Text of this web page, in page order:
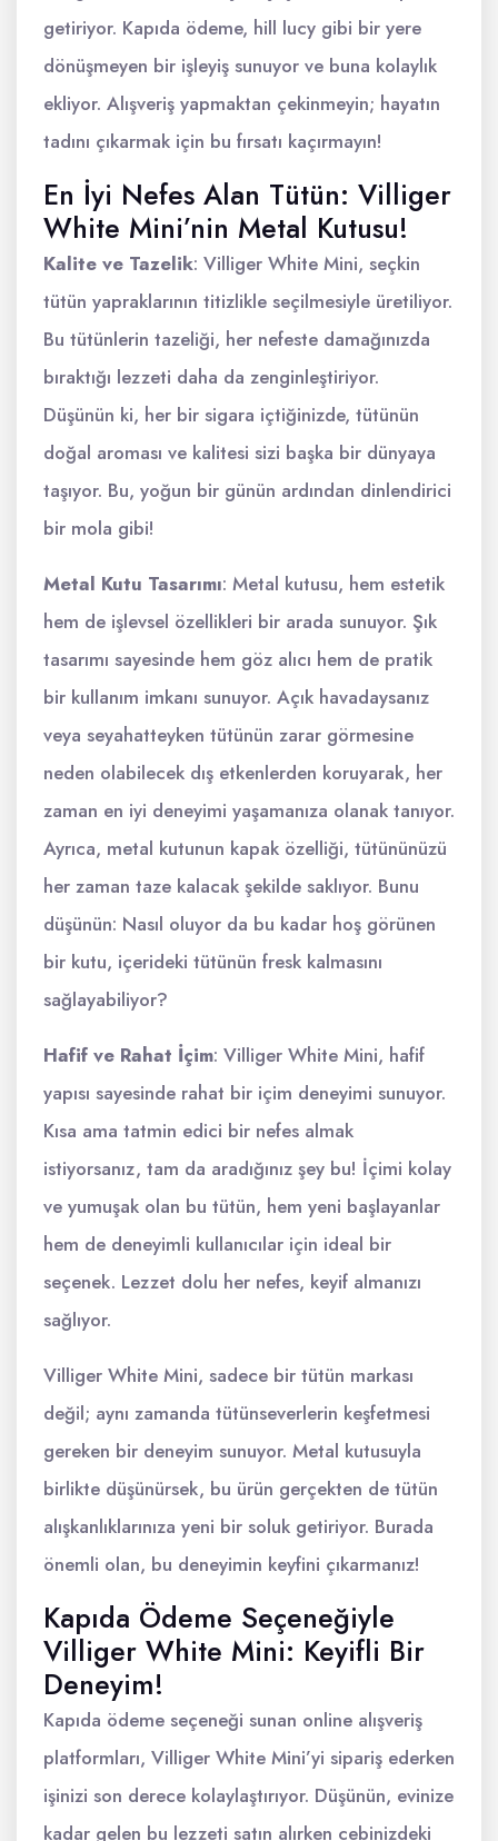
getiriyor. Kapıda ödeme, hill lucy gibi bir yere
dönüşmeyen bir işleyiş sunuyor ve buna kolaylık
ekliyor. Alışveriş yapmaktan çekinmeyin; hayatın
tadını çıkarmak için bu fırsatı kaçırmayın!
En İyi Nefes Alan Tütün: Villiger
White Mini’nin Metal Kutusu!
Kalite ve Tazelik: Villiger White Mini, seçkin
tütün yapraklarının titizlikle seçilmesiyle üretiliyor.
Bu tütünlerin tazeliği, her nefeste damağınızda
bıraktığı lezzeti daha da zenginleştiriyor.
Düşünün ki, her bir sigara içtiğinizde, tütünün
doğal aroması ve kalitesi sizi başka bir dünyaya
taşıyor. Bu, yoğun bir günün ardından dinlendirici
bir mola gibi!
Metal Kutu Tasarımı: Metal kutusu, hem estetik
hem de işlevsel özellikleri bir arada sunuyor. Şık
tasarımı sayesinde hem göz alıcı hem de pratik
bir kullanım imkanı sunuyor. Açık havadaysanız
veya seyahatteyken tütünün zarar görmesine
neden olabilecek dış etkenlerden koruyarak, her
zaman en iyi deneyimi yaşamanıza olanak tanıyor.
Ayrıca, metal kutunun kapak özelliği, tütününüzü
her zaman taze kalacak şekilde saklıyor. Bunu
düşünün: Nasıl oluyor da bu kadar hoş görünen
bir kutu, içerideki tütünün fresk kalmasını
sağlayabiliyor?
Hafif ve Rahat İçim: Villiger White Mini, hafif
yapısı sayesinde rahat bir içim deneyimi sunuyor.
Kısa ama tatmin edici bir nefes almak
istiyorsanız, tam da aradığınız şey bu! İçimi kolay
ve yumuşak olan bu tütün, hem yeni başlayanlar
hem de deneyimli kullanıcılar için ideal bir
seçenek. Lezzet dolu her nefes, keyif almanızı
sağlıyor.
Villiger White Mini, sadece bir tütün markası
değil; aynı zamanda tütünseverlerin keşfetmesi
gereken bir deneyim sunuyor. Metal kutusuyla
birlikte düşünürsek, bu ürün gerçekten de tütün
alışkanlıklarınıza yeni bir soluk getiriyor. Burada
önemli olan, bu deneyimin keyfini çıkarmanız!
Kapıda Ödeme Seçeneğiyle
Villiger White Mini: Keyifli Bir
Deneyim!
Kapıda ödeme seçeneği sunan online alışveriş
platformları, Villiger White Mini’yi sipariş ederken
işinizi son derece kolaylaştırıyor. Düşünün, evinize
kadar gelen bu lezzeti satın alırken cebinizdeki